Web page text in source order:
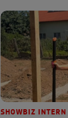
SHOWBIZ INTERN